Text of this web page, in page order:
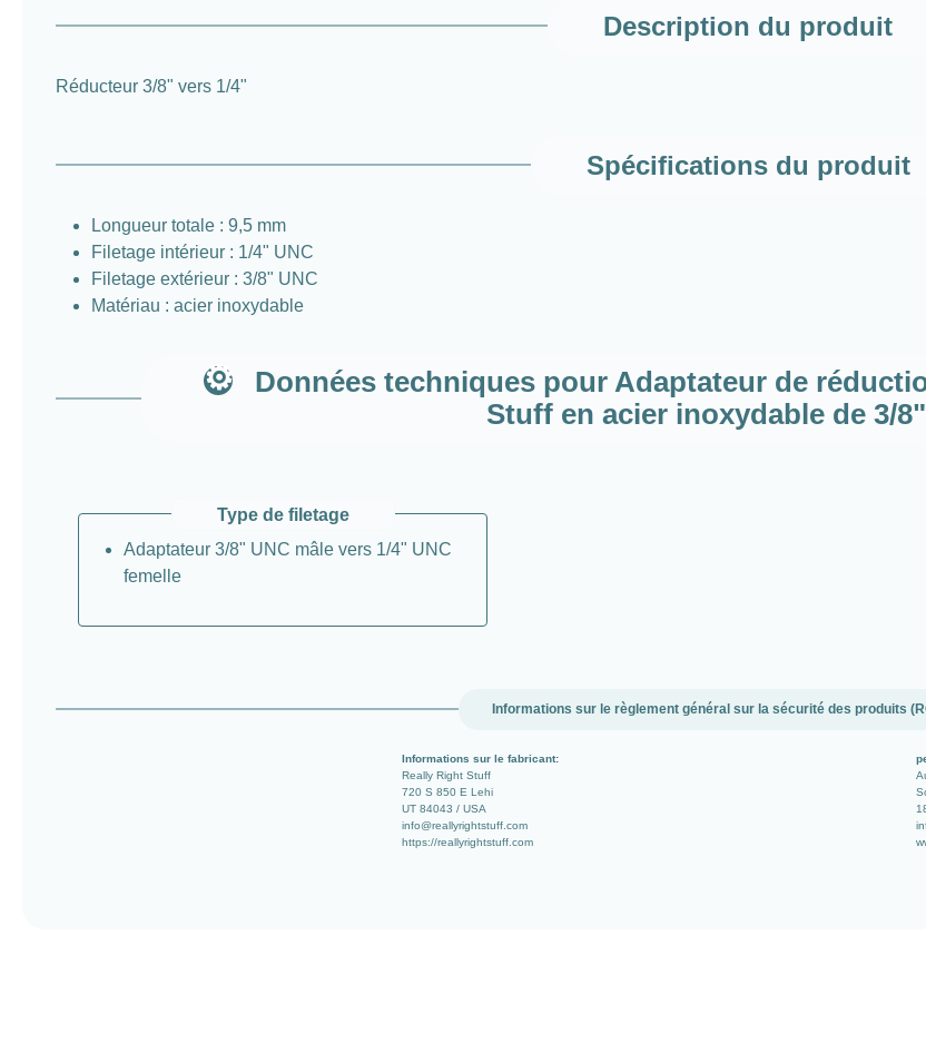
Description du produit
Réducteur 3/8" vers 1/4"
Spécifications du produit
Longueur totale : 9,5 mm
Filetage intérieur : 1/4" UNC
Filetage extérieur : 3/8" UNC
Matériau : acier inoxydable
Données techniques pour Adaptateur de
Stuff en acier inoxydable de 3/
Type de filetage
Adaptateur 3/8" UNC mâle vers 1/4" UNC
femelle
Informations sur le règlement général sur la sécurité des produits
Informations sur le fabricant:
Really Right Stuff
720 S 850 E Lehi
UT 84043 / USA
info@reallyrightstuff.com
https://reallyrightstuff.com